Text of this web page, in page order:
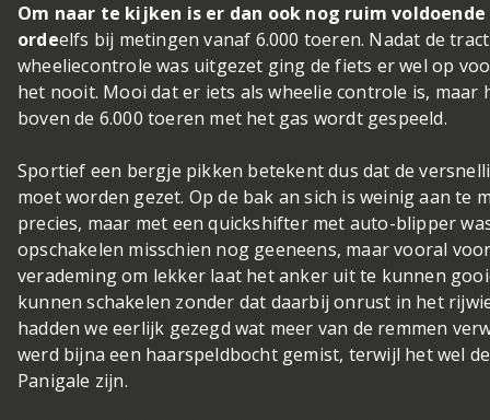
Om naar te kijken is er dan ook nog ruim
ordeelfs bij metingen vanaf 6.000 toeren. Nadat de
wheeliecontrole was uitgezet ging de fiets er wel op
het nooit. Mooi dat er iets als wheelie controle is, maar
boven de 6.000 toeren met het gas wordt gespeeld.
Sportief een bergje pikken betekent dus dat de
moet worden gezet. Op de bak an sich is weinig aan te
precies, maar met een quickshifter met auto-blipper
opschakelen misschien nog geeneens, maar vooral
verademing om lekker laat het anker uit te kunnen
kunnen schakelen zonder dat daarbij onrust in het
hadden we eerlijk gezegd wat meer van de remmen
werd bijna een haarspeldbocht gemist, terwijl het wel
Panigale zijn.